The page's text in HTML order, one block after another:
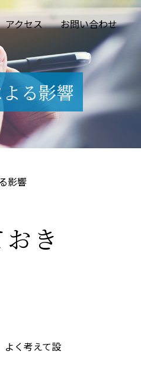
アクセス お問い合わせ
る影響
影響
き
よく考えて設